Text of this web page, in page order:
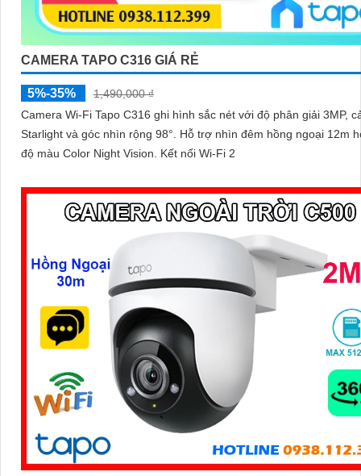
CAMERA TAPO C316 GIÁ RẺ
5%-35%
1,490,000 ₫
Camera Wi-Fi Tapo C316 ghi hình sắc nét với độ phân giải 3MP,
Starlight và góc nhìn rộng 98°. Hỗ trợ nhìn đêm hồng ngoại 12m hoặc chế
độ màu Color Night Vision. Kết nối Wi-Fi 2